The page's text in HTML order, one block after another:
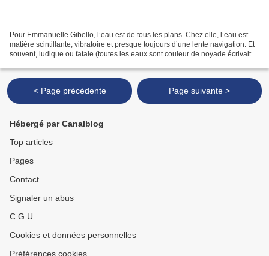
Pour Emmanuelle Gibello, l’eau est de tous les plans. Chez elle, l’eau est
matière scintillante, vibratoire et presque toujours d’une lente navigation. Et
souvent, ludique ou fatale (toutes les eaux sont couleur de noyade écrivait
< Page précédente Page suivante >
Hébergé par Canalblog
Top articles
Pages
Contact
Signaler un abus
C.G.U.
Cookies et données personnelles
Préférences cookies